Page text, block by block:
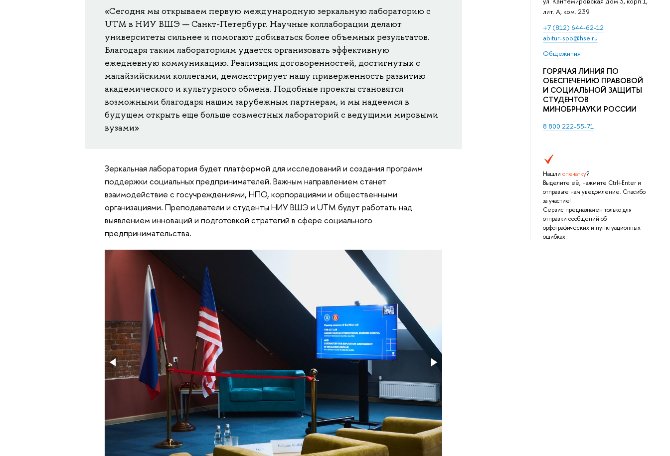
лит. А, ком. 239
+7 (812) 644-62-12
abitur-spb@hse.ru
Общежития
ГОРЯЧАЯ ЛИНИЯ ПО
ОБЕСПЕЧЕНИЮ ПРАВОВОЙ
И СОЦИАЛЬНОЙ ЗАЩИТЫ
СТУДЕНТОВ
МИНОБРНАУКИ РОССИИ
8 800 222-55-71
Нашли опечатку?
Выделите её, нажмите Ctrl+Enter и
отправьте нам уведомление. Спасибо
за участие!
Сервис предназначен только для
отправки сообщений об
орфографических и пунктуационных
ошибках.
«Сегодня мы открываем первую международную зеркальную лабораторию с
UTM в НИУ ВШЭ — Санкт-Петербург. Научные коллаборации делают
университеты сильнее и помогают добиваться более объемных результатов.
Благодаря таким лабораториям удается организовать эффективную
ежедневную коммуникацию. Реализация договоренностей, достигнутых с
малайзийскими коллегами, демонстрирует нашу приверженность развитию
академического и культурного обмена. Подобные проекты становятся
возможными благодаря нашим зарубежным партнерам, и мы надеемся в
будущем открыть еще больше совместных лабораторий с ведущими мировыми
вузами»
Зеркальная лаборатория будет платформой для исследований и создания программ
поддержки социальных предпринимателей. Важным направлением станет
взаимодействие с госучреждениями, НПО, корпорациями и общественными
организациями. Преподаватели и студенты НИУ ВШЭ и UTM будут работать над
выявлением инноваций и подготовкой стратегий в сфере социального
предпринимательства.